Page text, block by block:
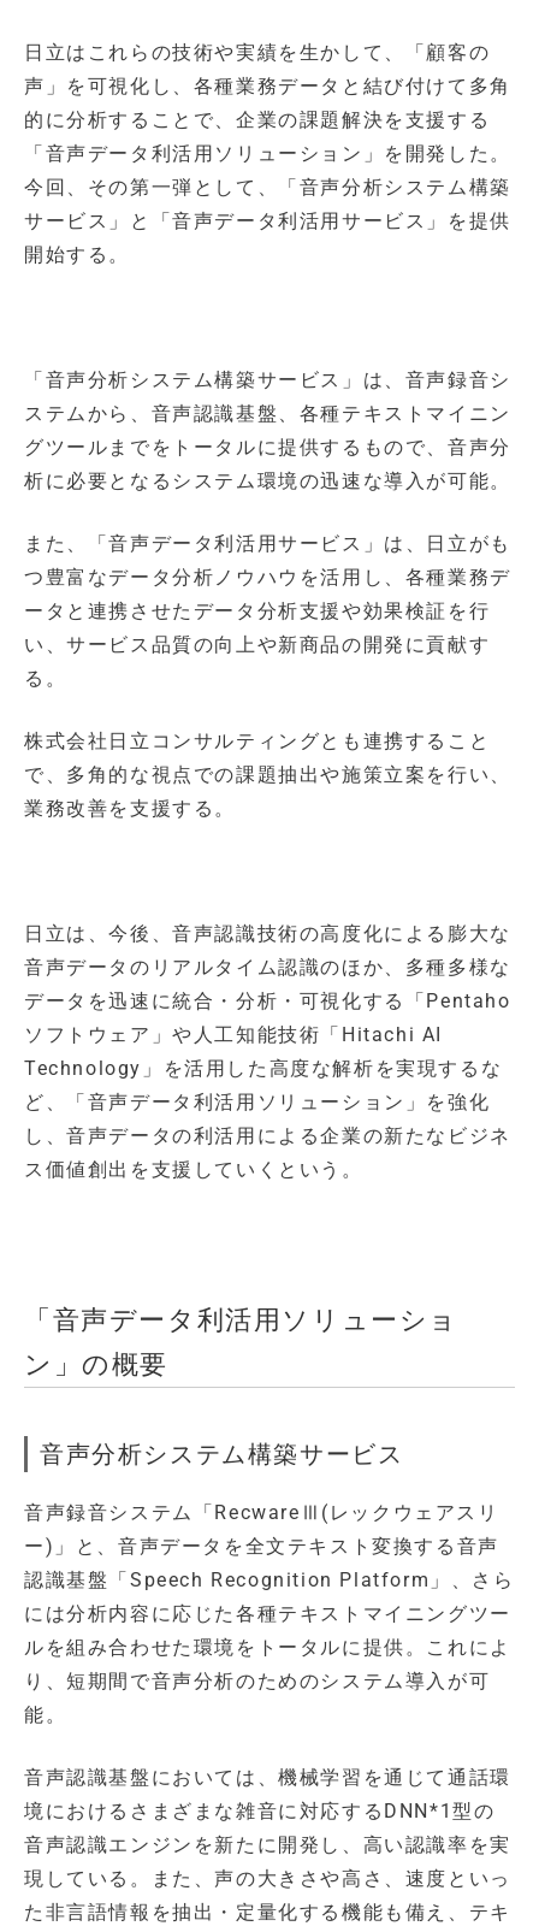
日立はこれらの技術や実績を生かして、「顧客の
声」を可視化し、各種業務データと結び付けて多角
的に分析することで、企業の課題解決を支援する
「音声データ利活用ソリューション」を開発した。
今回、その第一弾として、「音声分析システム構築
サービス」と「音声データ利活用サービス」を提供
開始する。
「音声分析システム構築サービス」は、音声録音シ
ステムから、音声認識基盤、各種テキストマイニン
グツールまでをトータルに提供するもので、音声分
析に必要となるシステム環境の迅速な導入が可能。
また、「音声データ利活用サービス」は、日立がも
つ豊富なデータ分析ノウハウを活用し、各種業務デ
ータと連携させたデータ分析支援や効果検証を行
い、サービス品質の向上や新商品の開発に貢献す
る。
株式会社日立コンサルティングとも連携すること
で、多角的な視点での課題抽出や施策立案を行い、
業務改善を支援する。
日立は、今後、音声認識技術の高度化による膨大な
音声データのリアルタイム認識のほか、多種多様な
データを迅速に統合・分析・可視化する「Pentaho
ソフトウェア」や人工知能技術「Hitachi AI
Technology」を活用した高度な解析を実現するな
ど、「音声データ利活用ソリューション」を強化
し、音声データの利活用による企業の新たなビジネ
ス価値創出を支援していくという。
「音声データ利活用ソリューショ
ン」の概要
音声分析システム構築サービス
音声録音システム「RecwareⅢ(レックウェアスリ
ー)」と、音声データを全文テキスト変換する音声
認識基盤「Speech Recognition Platform」、さら
には分析内容に応じた各種テキストマイニングツー
ルを組み合わせた環境をトータルに提供。これによ
り、短期間で音声分析のためのシステム導入が可
能。
音声認識基盤においては、機械学習を通じて通話環
境におけるさまざまな雑音に対応するDNN*1型の
音声認識エンジンを新たに開発し、高い認識率を実
現している。また、声の大きさや高さ、速度といっ
た非言語情報を抽出・定量化する機能も備え、テキ